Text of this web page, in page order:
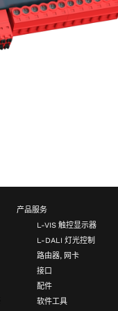
产品服务
L-VIS 触控显示器
L-DALI 灯光控制
路由器, 网卡
接口
配件
软件工具